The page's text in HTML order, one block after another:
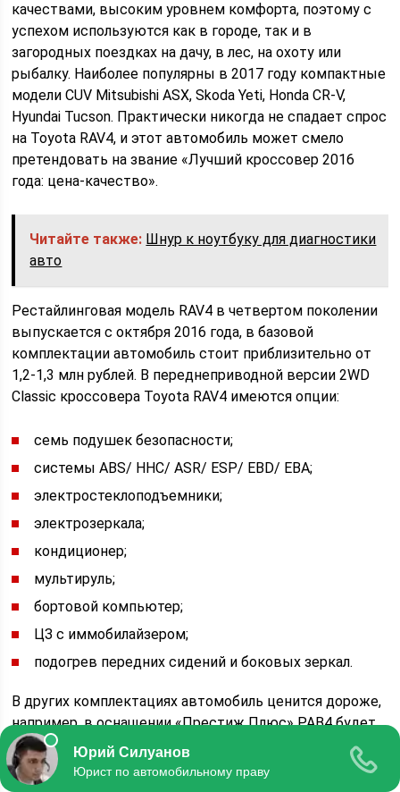
качествами, высоким уровнем комфорта, поэтому с
успехом используются как в городе, так и в
загородных поездках на дачу, в лес, на охоту или
рыбалку. Наиболее популярны в 2017 году компактные
модели CUV Mitsubishi ASX, Skoda Yeti, Honda CR-V,
Hyundai Tucson. Практически никогда не спадает спрос
на Toyota RAV4, и этот автомобиль может смело
претендовать на звание «Лучший кроссовер 2016
года: цена-качество».
Читайте также: Шнур к ноутбуку для диагностики
авто
Рестайлинговая модель RAV4 в четвертом поколении
выпускается с октября 2016 года, в базовой
комплектации автомобиль стоит приблизительно от
1,2-1,3 млн рублей. В переднеприводной версии 2WD
Classic кроссовера Toyota RAV4 имеются опции:
семь подушек безопасности;
системы ABS/ HHC/ ASR/ ESP/ EBD/ EBA;
электростеклоподъемники;
электрозеркала;
кондиционер;
мультируль;
бортовой компьютер;
ЦЗ с иммобилайзером;
подогрев передних сидений и боковых зеркал.
В других комплектациях автомобиль ценится дороже,
например, в оснащении «Престиж Плюс» РАВ4 будет
стоить около 2 млн рублей.